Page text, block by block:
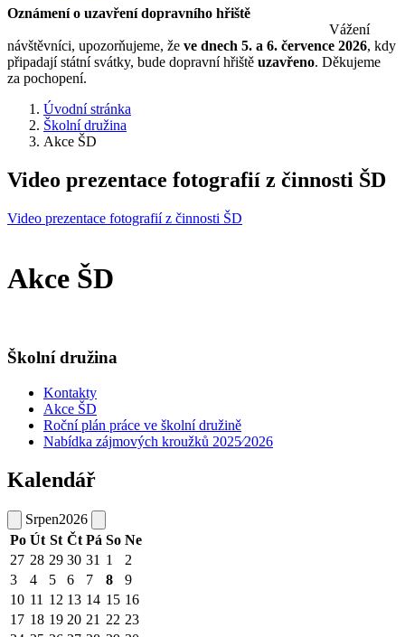
Oznámení o uzavření dopravního hřiště
Vážení
návštěvníci, upozorňujeme, že ve dnech 5. a 6. července 2026, kdy
připadají státní svátky, bude dopravní hřiště uzavřeno. Děkujeme
za pochopení.
Úvodní stránka
Školní družina
Akce ŠD
Video prezentace fotografií z činnosti ŠD
Video prezentace fotografií z činnosti ŠD
Akce ŠD
Školní družina
Kontakty
Akce ŠD
Roční plán práce ve školní družině
Nabídka zájmových kroužků 2025⁄2026
Kalendář
Srpen2026
Po Út St Čt Pá So Ne
27 28 29 30 31 1
2
3
4 5 6 7 8
9
10 11 12 13 14 15 16
17 18 19 20 21 22 23